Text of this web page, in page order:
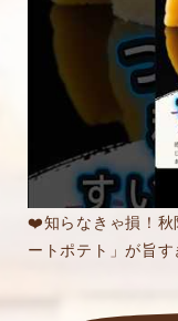
❤️知らなきゃ損！秋
ートポテト」が旨